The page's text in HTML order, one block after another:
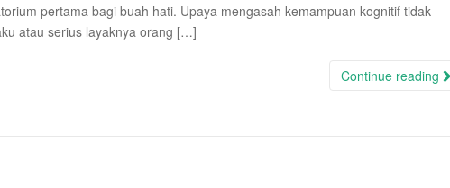
pertama bagi buah hati. Upaya mengasah kemampuan kognitif tidak
atau serius layaknya orang […]
Continue reading